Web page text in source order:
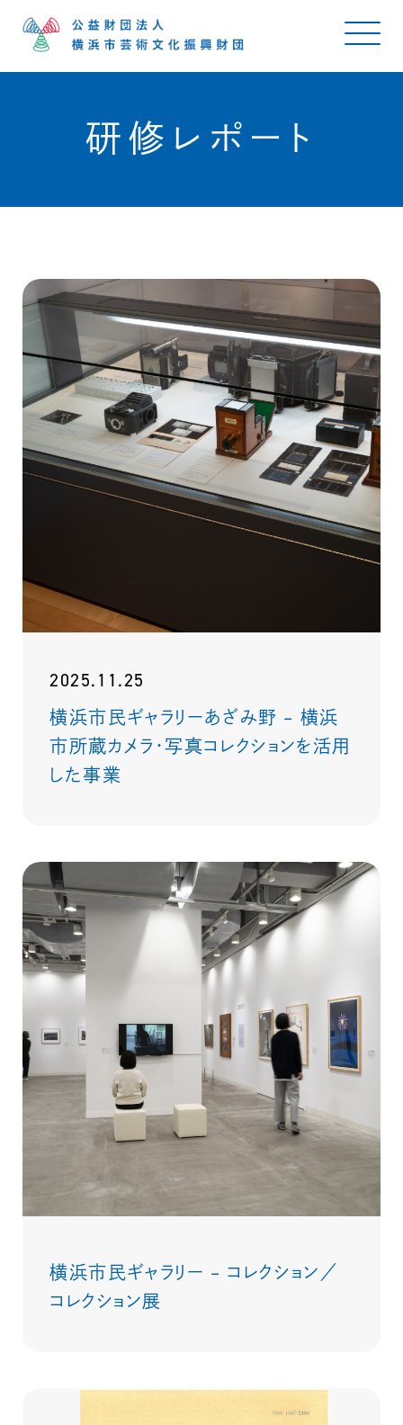
研修レポート
2025.11.25
横浜市民ギャラリーあざみ野 – 横浜
市所蔵カメラ・写真コレクションを活用
した事業
横浜市民ギャラリー – コレクション／
コレクション展